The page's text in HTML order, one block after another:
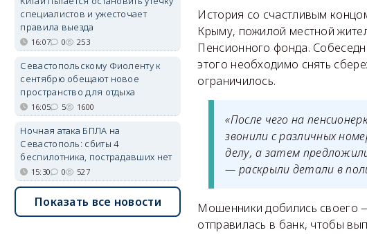
История со счастливым
Крыму, пожилой местной
Пенсионного фонда.
этого необходимо снять
ограничилось.
«После чего на
звонили с различных
делу, а затем
— раскрыли детали в
Мошенники добились своего
отправилась в банк, чтобы
специалистов и ужесточает
правила выезда
16:07 0 253
Севастопольскому Фиоленту к
сентябрю обещают новое
пространство для отдыха
16:05 5 1600
Ночная атака БПЛА на
Севастополь: сбиты 4
беспилотника, пострадавших нет
15:30 0 527
Показать все новости